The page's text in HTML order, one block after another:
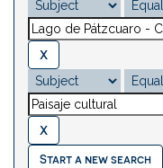
Start a new search